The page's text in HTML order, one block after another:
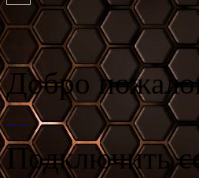
Добро
Подключить